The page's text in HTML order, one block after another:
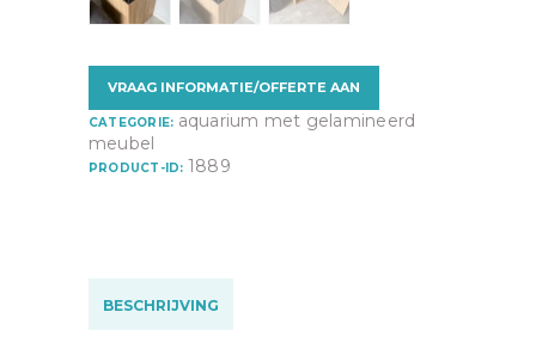
VRAAG INFORMATIE/OFFERTE AAN
CATEGORIE: aquarium met gelamineerd
meubel
PRODUCT-ID: 1889
BESCHRIJVING